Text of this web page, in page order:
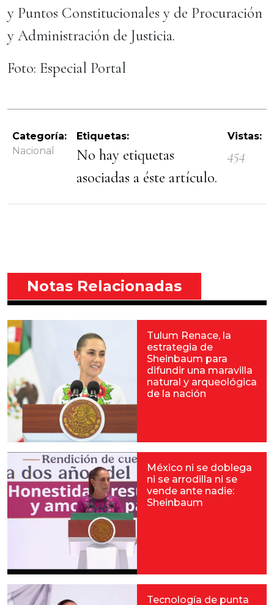
y Puntos Constitucionales y de Procuración
y Administración de Justicia.
Foto: Especial Portal
Categoría:
Nacional
Etiquetas:
No hay etiquetas
asociadas a éste artículo.
Vistas:
454
Notas Relacionadas
Tulum Renace, la
estrategia de
Sheinbaum para
difundir una maravilla
natural y arqueológica
de la nación
México ni se doblega
ni se arrodilla ni se
vende ante nadie:
Sheinbaum
Tecnología de punta